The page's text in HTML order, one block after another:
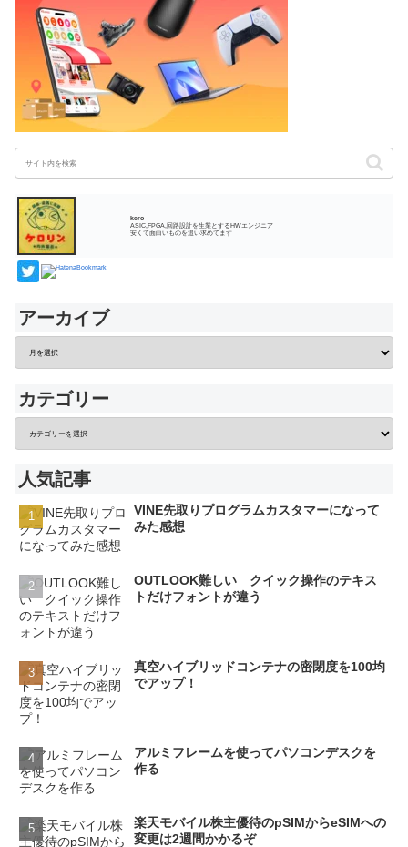
kero
ASIC,FPGA,回路設計を生業とするHWエンジニア
安くて面白いものを追い求めてます
アーカイブ
カテゴリー
人気記事
VINE先取りプログラムカスタマーになって
みた感想
OUTLOOK難しい クイック操作のテキス
トだけフォントが違う
真空ハイブリッドコンテナの密閉度を100均
でアップ！
アルミフレームを使ってパソコンデスクを
作る
楽天モバイル株主優待のpSIMからeSIMへの
変更は2週間かかるぞ